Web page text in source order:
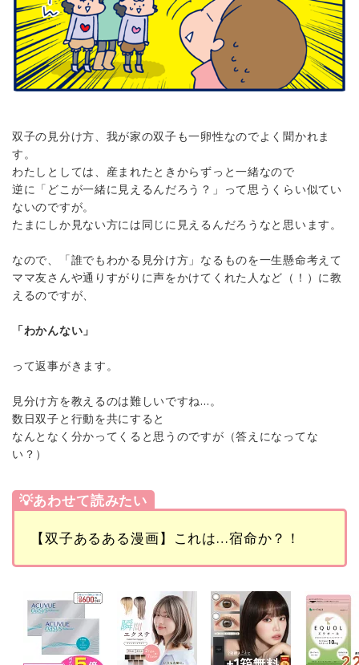
双子の見分け方、我が家の双子も一卵性なのでよく聞かれま
す。
わたしとしては、産まれたときからずっと一緒なので
逆に「どこが一緒に見えるんだろう？」って思うくらい似てい
ないのですが。
たまにしか見ない方には同じに見えるんだろうなと思います。
なので、「誰でもわかる見分け方」なるものを一生懸命考えて
ママ友さんや通りすがりに声をかけてくれた人など（！）に教
えるのですが、
「わかんない」
って返事がきます。
見分け方を教えるのは難しいですね…。
数日双子と行動を共にすると
なんとなく分かってくると思うのですが（答えになってな
い？）
💡あわせて読みたい
【双子あるある漫画】これは…宿命か？！